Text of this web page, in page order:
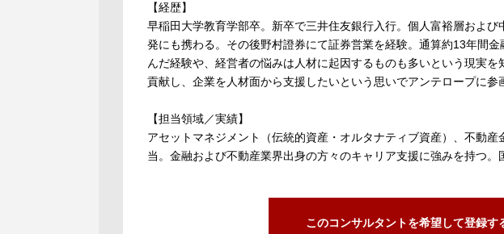
【経歴】
早稲田大学教育学部卒。新卒で三井住友銀行入行。個人富裕層およ
発にも携わる。その後野村證券にて証券営業を経験。通算約13年間
んだ経験や、経営者の悩みは人材に起因するものも多いという現実
貢献し、企業を人材面から支援したいという思いでアンテロープに参
【担当領域／実績】
アセットマネジメント（伝統的資産・オルタナティブ資産）、不動
当。金融および不動産業界出身の方々のキャリア支援に強みを持つ。
このコンサルタントを希望して登録す